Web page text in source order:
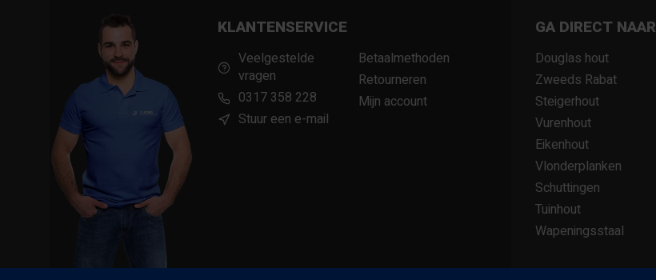
KLANTENSERVICE
Veelgestelde
vragen
0317 358 228
Stuur een e-mail
Betaalmethoden
Retourneren
Mijn account
GA DIRECT NAAR
Douglas hout
Zweeds Rabat
Steigerhout
Vurenhout
Eikenhout
Vlonderplanken
Schuttingen
Tuinhout
Wapeningsstaal